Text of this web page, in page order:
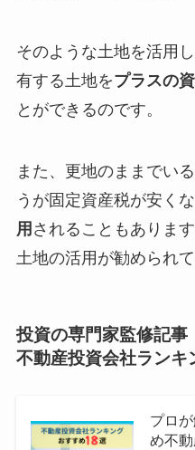
そのような土地を活用
有する土地をプラスの
とができるのです。
また、更地のままでい
うが固定資産税が安く
用 されることもありま
土地の活用が勧められて
投資の専門家監修記事
不動産投資会社ランキ
プロ
め不